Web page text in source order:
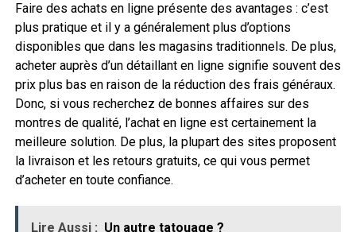
Faire des achats en ligne présente des avantages : c’est
plus pratique et il y a généralement plus d’options
disponibles que dans les magasins traditionnels. De plus,
acheter auprès d’un détaillant en ligne signifie souvent des
prix plus bas en raison de la réduction des frais généraux.
Donc, si vous recherchez de bonnes affaires sur des
montres de qualité, l’achat en ligne est certainement la
meilleure solution. De plus, la plupart des sites proposent
la livraison et les retours gratuits, ce qui vous permet
d’acheter en toute confiance.
Lire Aussi : Un autre tatouage ?